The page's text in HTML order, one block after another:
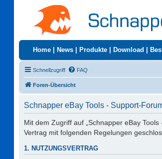
Home News Produkte Download
Schnellzugriff FAQ
Foren-Übersicht
Schnapper eBay Tools - Support-
Mit dem Zugriff auf „Schnapper eBay
Vertrag mit folgenden Regelungen
1. NUTZUNGSVERTRAG